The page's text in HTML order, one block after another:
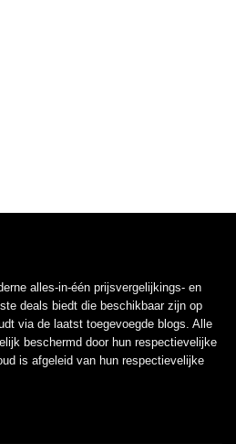
alles-in-één prijsvergelijkings- en
deals biedt die beschikbaar zijn op
via de laatst toegevoegde blogs. Alle
beschermd door hun respectievelijke
is afgeleid van hun respectievelijke